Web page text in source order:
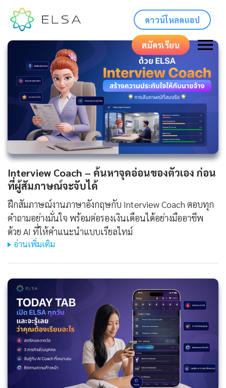
ดาวน์โหลดแอป
สมัครเรียน
Interview Coach – ค้นหาจุดอ่อนของตัวเอง ก่อน
ที่ผู้สัมภาษณ์จะจับได้
ฝึกสัมภาษณ์งานภาษาอังกฤษกับ Interview Coach ตอบทุก
คำถามอย่างมั่นใจ พร้อมต่อรองเงินเดือนได้อย่างมืออาชีพ
ด้วย AI ที่ให้คำแนะนำแบบเรียลไทม์
อ่านเพิ่มเติม